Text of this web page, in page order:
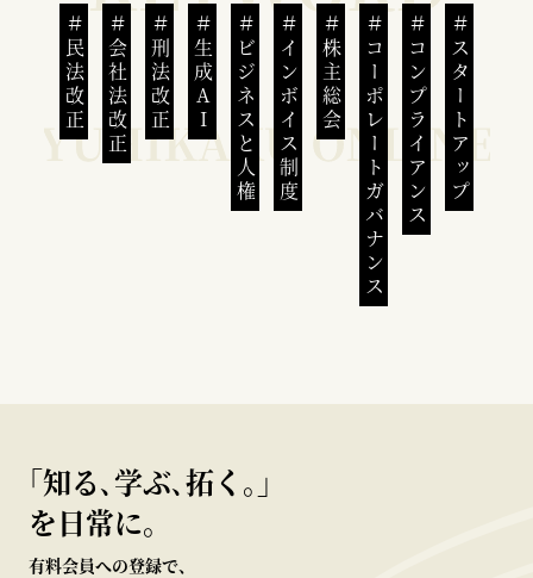
民法改正 会社法改正 刑法改正 生成AI ビジネスと人権インボイス制度 株主総会 コーポレートガバナンスコンプライアンススタートアップ
｢知る､学ぶ､拓く｡｣
を日常に。
有料会員への登録で、